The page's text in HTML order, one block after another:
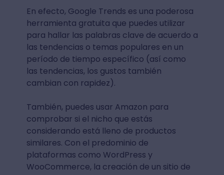
En efecto, Google Trends es una poderosa
herramienta gratuita que puedes utilizar
para hallar las palabras clave de acuerdo a
las tendencias o temas populares en un
período de tiempo específico (así como
las tendencias, los gustos también
cambian con rapidez).
También, puedes usar Amazon para
comprobar si el nicho que estás
considerando está lleno de productos
similares. Con el predominio de
plataformas como WordPress y
WooCommerce, la creación de un sitio de